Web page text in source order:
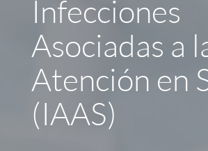
Infecciones
Asociadas a
Atención en
(IAAS)